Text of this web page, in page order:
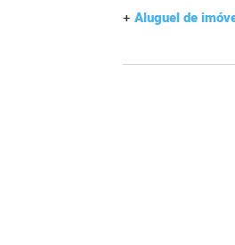
+ Aluguel de